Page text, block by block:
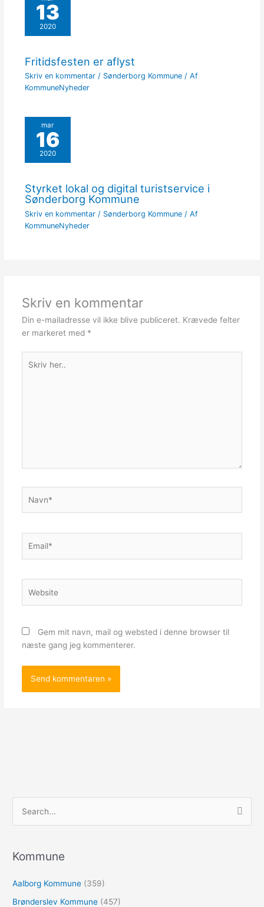
13
2020
Fritidsfesten er aflyst
Skriv en kommentar / Sønderborg Kommune/ Af
KommuneNyheder
mar
16
2020
Styrket lokal og digital turistservice i
Sønderborg Kommune
Skriv en kommentar / Sønderborg Kommune/ Af
KommuneNyheder
Skriv en kommentar
Din e-mailadresse vil ikke blive publiceret. Krævede felter
er markeret med *
her..
Gem mit navn, mail og websted i denne browser til
næste gang jeg kommenterer.
e
t
e
Kommune
Aalborg Kommune (359)
Brønderslev Kommune (457)